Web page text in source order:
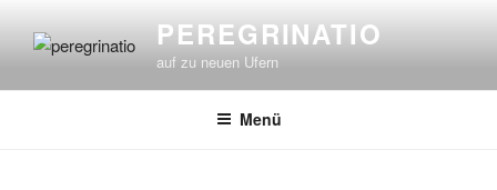
Inhalt
PEREGRINATIO
auf zu neuen Ufern
Menü